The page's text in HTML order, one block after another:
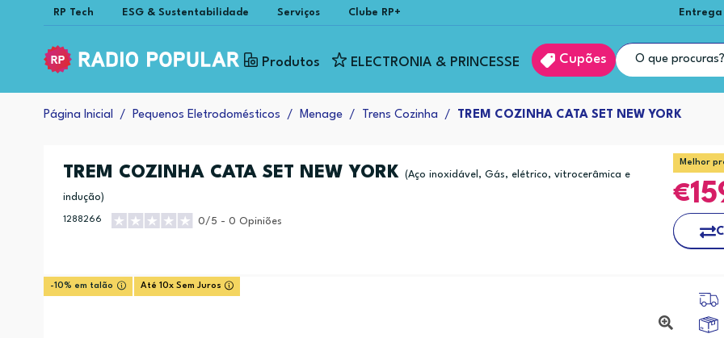
RP Tech ESG & Sustentabilidade Serviços Clube RP+
Produtos ELECTRONIA & PRINCESSE Cupões
Página Inicial Pequenos Eletrodomésticos Menage Trens Cozinha TREM COZINHA CATA SET NEW YORK
TREM COZINHA CATA SET NEW YORK (Aço inoxidável, Gás, elétrico, vitrocerâmica e
indução)
1288266 0/5 - 0 Opiniões
Melhor
-10% em talão Até 10x Sem Juros